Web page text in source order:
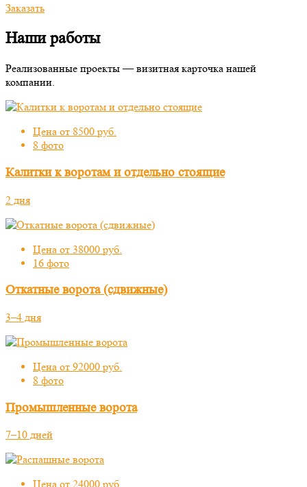
Заказать
Наши работы
Реализованные проекты — визитная карточка нашей
компании.
Цена от 8500 руб.
8 фото
Калитки к воротам и отдельно стоящие
2 дня
Цена от 38000 руб.
16 фото
Откатные ворота (сдвижные)
3–4 дня
Цена от 92000 руб.
8 фото
Промышленные ворота
7–10 дней
Цена от 24000 руб.